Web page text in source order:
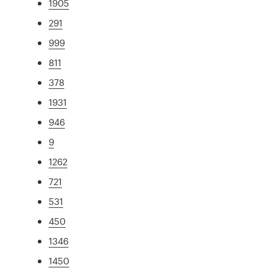
1905
291
999
811
378
1931
946
9
1262
721
531
450
1346
1450